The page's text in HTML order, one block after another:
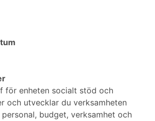
för enheten socialt stöd och
och utvecklar du verksamheten
budget, verksamhet och